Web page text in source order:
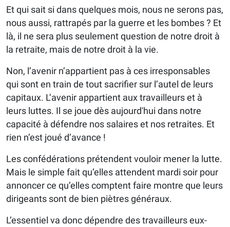
Et qui sait si dans quelques mois, nous ne serons pas,
nous aussi, rattrapés par la guerre et les bombes ? Et
là, il ne sera plus seulement question de notre droit à
la retraite, mais de notre droit à la vie.
Non, l’avenir n’appartient pas à ces irresponsables
qui sont en train de tout sacrifier sur l’autel de leurs
capitaux. L’avenir appartient aux travailleurs et à
leurs luttes. Il se joue dès aujourd'hui dans notre
capacité à défendre nos salaires et nos retraites. Et
rien n’est joué d’avance !
Les confédérations prétendent vouloir mener la lutte.
Mais le simple fait qu’elles attendent mardi soir pour
annoncer ce qu’elles comptent faire montre que leurs
dirigeants sont de bien piètres généraux.
L’essentiel va donc dépendre des travailleurs eux-